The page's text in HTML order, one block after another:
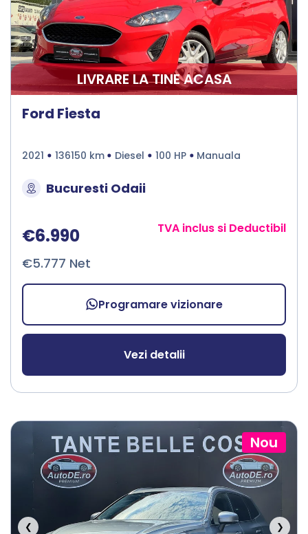
LIVRARE LA TINE ACASA
Ford Fiesta
2021 136150 km Diesel 100 HP Manuala
Bucuresti Odaii
€6.990
€5.777 Net
TVA inclus si Deductibil
Programare vizionare
Vezi detalii
Nou
❮ ❯